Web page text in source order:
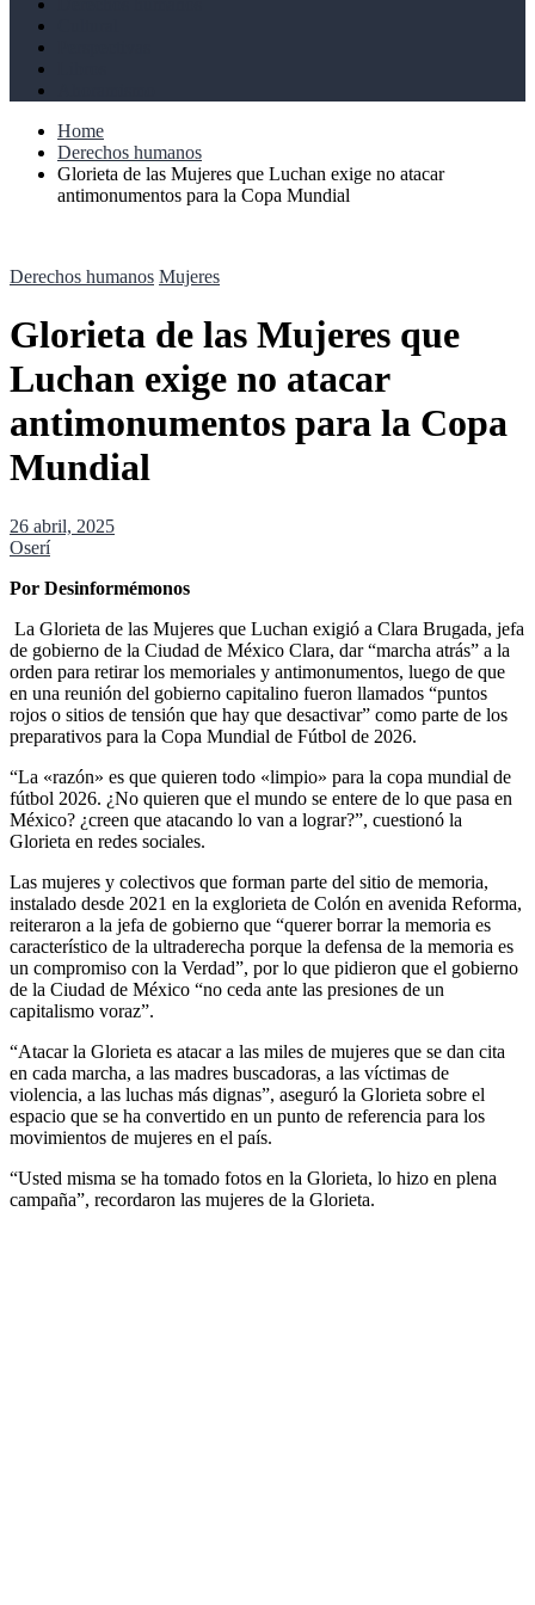
Home
Derechos humanos
Glorieta de las Mujeres que Luchan exige no atacar
antimonumentos para la Copa Mundial
Derechos humanos Mujeres
Glorieta de las Mujeres que
Luchan exige no atacar
antimonumentos para la Copa
Mundial
26 abril, 2025
Oserí
Por Desinformémonos
La Glorieta de las Mujeres que Luchan exigió a Clara Brugada, jefa
de gobierno de la Ciudad de México Clara, dar “marcha atrás” a la
orden para retirar los memoriales y antimonumentos, luego de que
en una reunión del gobierno capitalino fueron llamados “puntos
rojos o sitios de tensión que hay que desactivar” como parte de los
preparativos para la Copa Mundial de Fútbol de 2026.
“La «razón» es que quieren todo «limpio» para la copa mundial de
fútbol 2026. ¿No quieren que el mundo se entere de lo que pasa en
México? ¿creen que atacando lo van a lograr?”, cuestionó la
Glorieta en redes sociales.
Las mujeres y colectivos que forman parte del sitio de memoria,
instalado desde 2021 en la exglorieta de Colón en avenida Reforma,
reiteraron a la jefa de gobierno que “querer borrar la memoria es
característico de la ultraderecha porque la defensa de la memoria es
un compromiso con la Verdad”, por lo que pidieron que el gobierno
de la Ciudad de México “no ceda ante las presiones de un
capitalismo voraz”.
“Atacar la Glorieta es atacar a las miles de mujeres que se dan cita
en cada marcha, a las madres buscadoras, a las víctimas de
violencia, a las luchas más dignas”, aseguró la Glorieta sobre el
espacio que se ha convertido en un punto de referencia para los
movimientos de mujeres en el país.
“Usted misma se ha tomado fotos en la Glorieta, lo hizo en plena
campaña”, recordaron las mujeres de la Glorieta.